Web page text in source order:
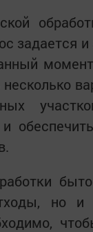
задается
но